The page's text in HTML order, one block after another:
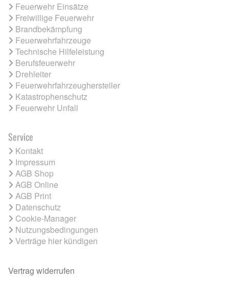
Feuerwehr Einsätze
Freiwillige Feuerwehr
Brandbekämpfung
Feuerwehrfahrzeuge
Technische Hilfeleistung
Berufsfeuerwehr
Drehleiter
Feuerwehrfahrzeughersteller
Katastrophenschutz
Feuerwehr Unfall
Service
Kontakt
Impressum
AGB Shop
AGB Online
AGB Print
Datenschutz
Cookie-Manager
Nutzungsbedingungen
Verträge hier kündigen
Vertrag widerrufen